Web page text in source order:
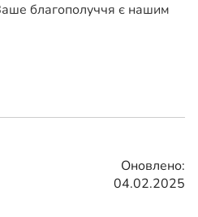
благополуччя є нашим
Оновлено:
04.02.2025